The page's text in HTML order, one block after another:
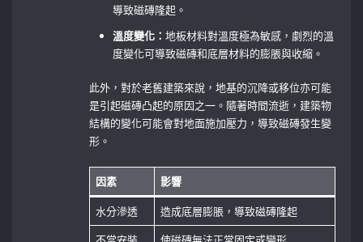
導致磁磚隆起。
溫度變化：地板材料對溫度極為敏感，劇烈的溫
度變化可導致磁磚和底層材料的膨脹與收縮。
此外，對於老舊建築來說，地基的沉降或移位亦可能
是引起磁磚凸起的原因之一。隨著時間流逝，建築物
結構的變化可能會對地面施加壓力，導致磁磚發生變
形。
因素 影響
水分滲透
造成底層膨脹，導致磁磚隆起